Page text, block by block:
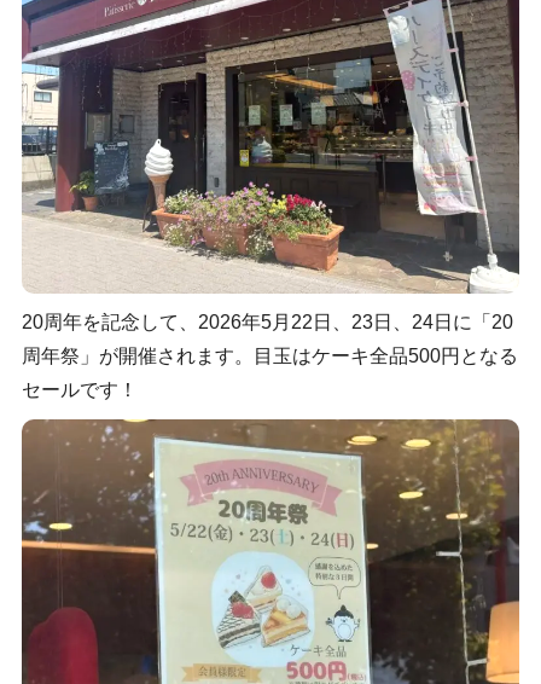
20周年を記念して、2026年5月22日、23日、24日に「20
周年祭」が開催されます。目玉はケーキ全品500円となる
セールです！